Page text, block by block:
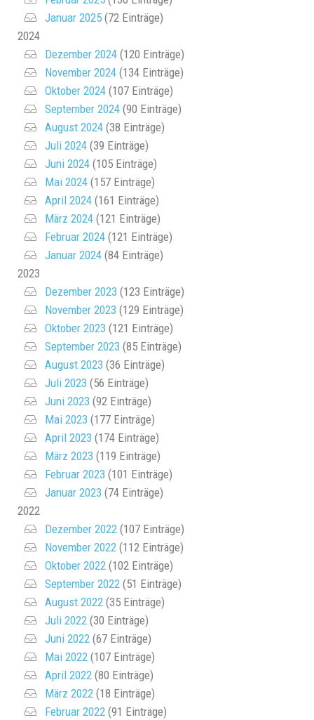
Januar 2025 (72 Einträge)
2024
Dezember 2024 (120 Einträge)
November 2024 (134 Einträge)
Oktober 2024 (107 Einträge)
September 2024 (90 Einträge)
August 2024 (38 Einträge)
Juli 2024 (39 Einträge)
Juni 2024 (105 Einträge)
Mai 2024 (157 Einträge)
April 2024 (161 Einträge)
März 2024 (121 Einträge)
Februar 2024 (121 Einträge)
Januar 2024 (84 Einträge)
2023
Dezember 2023 (123 Einträge)
November 2023 (129 Einträge)
Oktober 2023 (121 Einträge)
September 2023 (85 Einträge)
August 2023 (36 Einträge)
Juli 2023 (56 Einträge)
Juni 2023 (92 Einträge)
Mai 2023 (177 Einträge)
April 2023 (174 Einträge)
März 2023 (119 Einträge)
Februar 2023 (101 Einträge)
Januar 2023 (74 Einträge)
2022
Dezember 2022 (107 Einträge)
November 2022 (112 Einträge)
Oktober 2022 (102 Einträge)
September 2022 (51 Einträge)
August 2022 (35 Einträge)
Juli 2022 (30 Einträge)
Juni 2022 (67 Einträge)
Mai 2022 (107 Einträge)
April 2022 (80 Einträge)
März 2022 (18 Einträge)
Februar 2022 (91 Einträge)